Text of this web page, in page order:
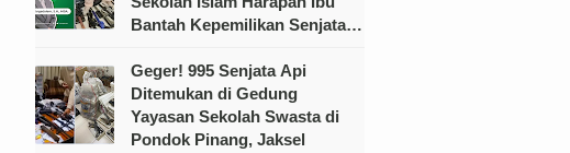
Bantah Kepemilikan Senjata
Geger! 995 Senjata Api
Ditemukan di Gedung
Yayasan Sekolah Swasta di
Pondok Pinang, Jaksel